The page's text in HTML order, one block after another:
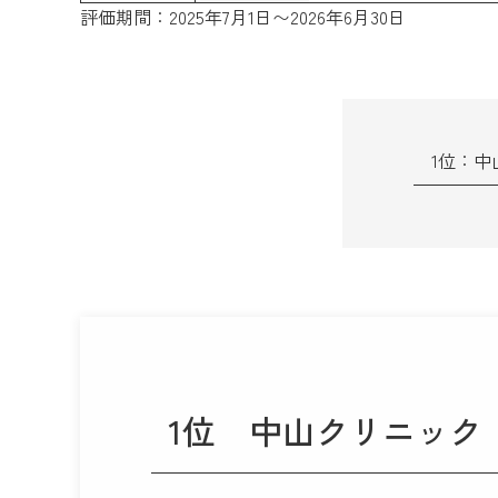
評価期間：2025年7月1日〜2026年6月30日
1位：中
1位 中山クリニック